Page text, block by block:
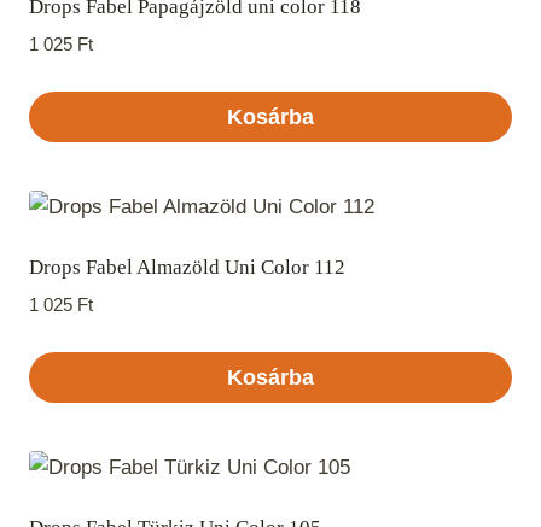
Drops Fabel Papagájzöld uni color 118
1 025 Ft
Kosárba
Drops Fabel Almazöld Uni Color 112
1 025 Ft
Kosárba